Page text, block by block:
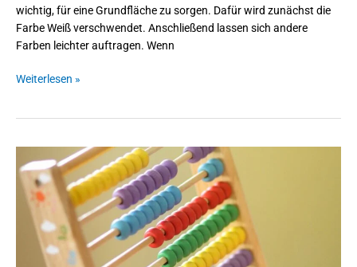
wichtig, für eine Grundfläche zu sorgen. Dafür wird zunächst die
Farbe Weiß verschwendet. Anschließend lassen sich andere
Farben leichter auftragen. Wenn
Weiterlesen »
Zählrahmen
–
Lernspaß
für
Kleinen,
Faszination